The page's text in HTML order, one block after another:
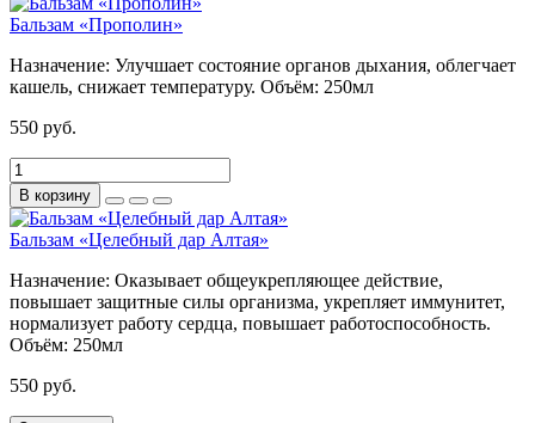
Бальзам «Прополин»
Назначение: Улучшает состояние органов дыхания, облегчает
кашель, снижает температуру. Объём: 250мл
550 руб.
В корзину
Бальзам «Целебный дар Алтая»
Назначение: Оказывает общеукрепляющее действие,
повышает защитные силы организма, укрепляет иммунитет,
нормализует работу сердца, повышает работоспособность.
Объём: 250мл
550 руб.